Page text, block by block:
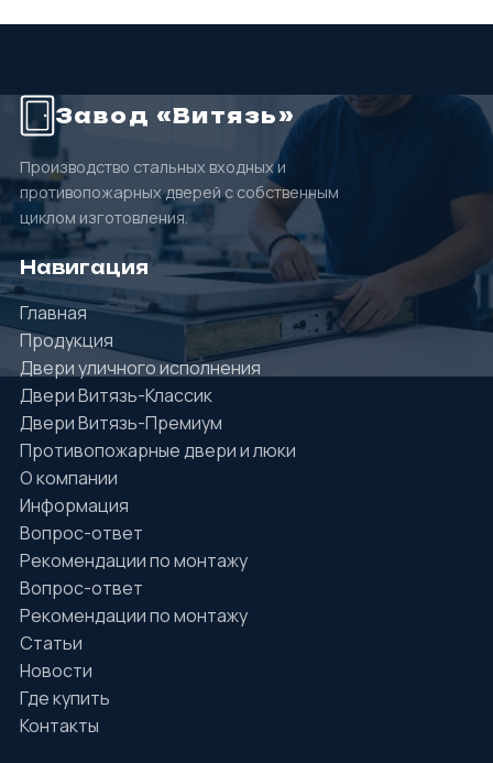
Завод «Витязь»
Производство стальных входных и
противопожарных дверей с собственным
циклом изготовления.
Навигация
Главная
Продукция
Двери уличного исполнения
Двери Витязь-Классик
Двери Витязь-Премиум
Противопожарные двери и люки
О компании
Информация
Вопрос-ответ
Рекомендации по монтажу
Вопрос-ответ
Рекомендации по монтажу
Статьи
Новости
Где купить
Контакты